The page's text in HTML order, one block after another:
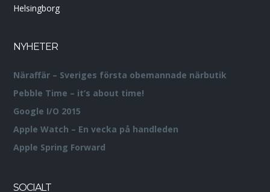
Helsingborg
NYHETER
Näraffär – Sveriges första obemannade närbutik
Pebble Time – it’s about time!
Google I/O 2015
Apple Watch – En vecka på handleden
Apple Spring Forward
SOCIALT